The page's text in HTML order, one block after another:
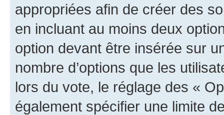
appropriées afin de créer des
en incluant au moins deux
option devant être insérée sur
nombre d’options que les
lors du vote, le réglage des «
également spécifier une limite